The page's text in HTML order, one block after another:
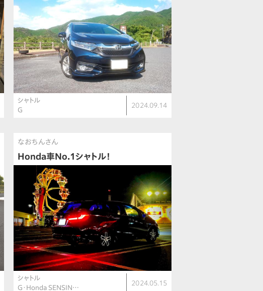
シャトル
G
2024.09.14
なおちんさん
Honda車No.1シャトル！
シャトル
G・Honda SENSIN…
2024.05.15